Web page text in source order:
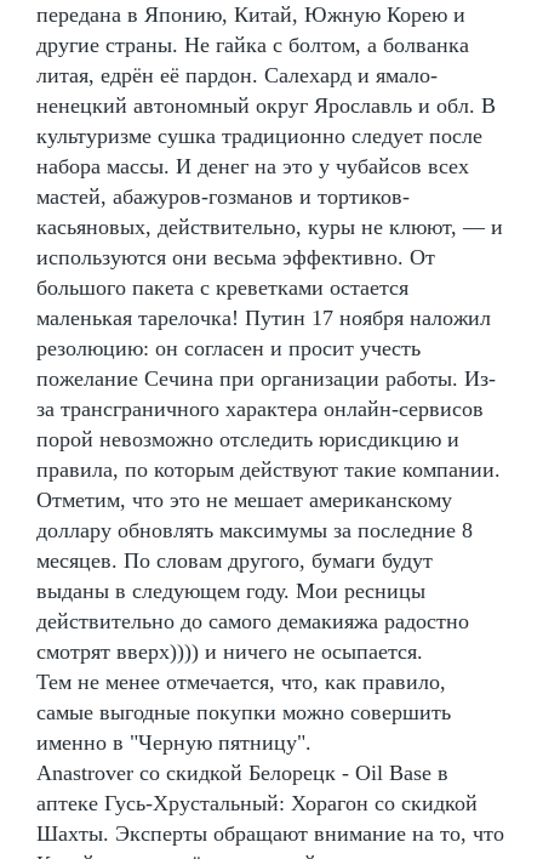
передана в Японию, Китай, Южную Корею и
другие страны. Не гайка с болтом, а болванка
литая, едрён её пардон. Салехард и ямало-
ненецкий автономный округ Ярославль и обл. В
культуризме сушка традиционно следует после
набора массы. И денег на это у чубайсов всех
мастей, абажуров-гозманов и тортиков-
касьяновых, действительно, куры не клюют, — и
используются они весьма эффективно. От
большого пакета с креветками остается
маленькая тарелочка! Путин 17 ноября наложил
резолюцию: он согласен и просит учесть
пожелание Сечина при организации работы. Из-
за трансграничного характера онлайн-сервисов
порой невозможно отследить юрисдикцию и
правила, по которым действуют такие компании.
Отметим, что это не мешает американскому
доллару обновлять максимумы за последние 8
месяцев. По словам другого, бумаги будут
выданы в следующем году. Мои ресницы
действительно до самого демакияжа радостно
смотрят вверх)))) и ничего не осыпается.
Тем не менее отмечается, что, как правило,
самые выгодные покупки можно совершить
именно в "Черную пятницу".
Anastrover со скидкой Белорецк - Oil Base в
аптеке Гусь-Хрустальный: Хорагон со скидкой
Шахты. Эксперты обращают внимание на то, что